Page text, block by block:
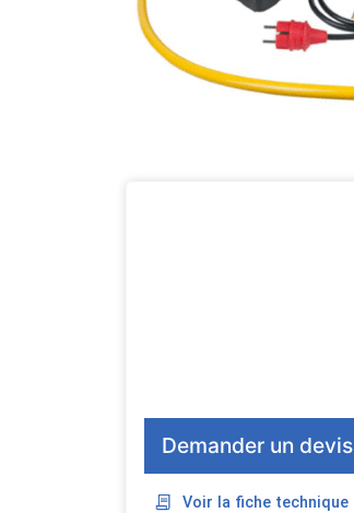
Demander un devis
Voir la fiche technique